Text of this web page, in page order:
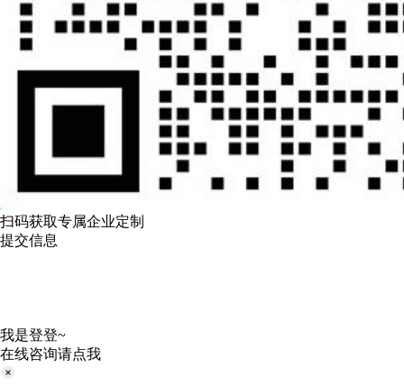
扫码获取专属企业定制
提交信息
我是登登~
在线咨询请点我